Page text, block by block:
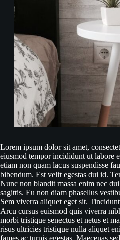
Lorem ipsum dolor sit amet,
eiusmod tempor incididunt ut labore
etiam non quam lacus suspendisse
bibendum. Est velit egestas dui id.
Nunc non blandit massa enim nec
sagittis. Eu non diam phasellus
Sem viverra aliquet eget sit.
Arcu cursus euismod quis viverra
morbi tristique senectus et netus et
risus ultricies tristique nulla aliquet
fames ac turpis egestas. Maecenas